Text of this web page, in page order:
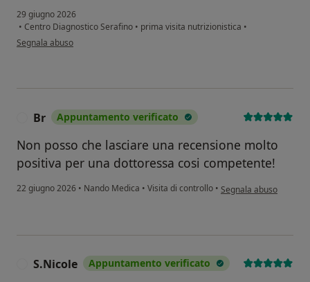
29 giugno 2026
• Centro Diagnostico Serafino • prima visita nutrizionistica •
secondo l'opinione dell'utente Miriam
Segnala abuso
Br Appuntamento verificato
Non posso che lasciare una recensione molto
positiva per una dottoressa cosi competente!
22 giugno 2026 • Nando Medica • Visita di controllo • secondo l'opinione
Segnala abuso
S.Nicole Appuntamento verificato